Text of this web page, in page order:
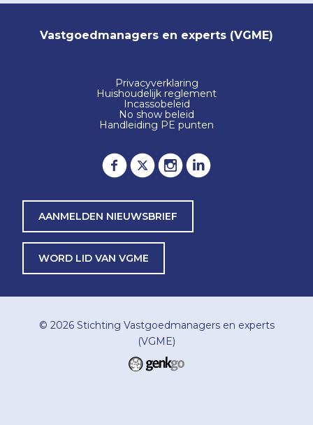
Vastgoedmanagers en experts (VGME)
Privacyverklaring
Huishoudelijk reglement
Incassobeleid
No show beleid
Handleiding PE punten
AANMELDEN NIEUWSBRIEF
WORD LID VAN VGME
© 2026 Stichting Vastgoedmanagers en experts
(VGME)